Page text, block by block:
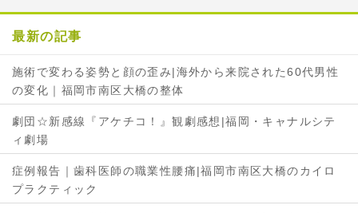
o
k
シ
ェ
r
で
ェ
ア
最新の記事
施術で変わる姿勢と顔の歪み|海外から来院された60代男性
の変化｜福岡市南区大橋の整体
劇団☆新感線『アケチコ！』観劇感想|福岡・キャナルシテ
ィ劇場
症例報告｜歯科医師の職業性腰痛|福岡市南区大橋のカイロ
プラクティック